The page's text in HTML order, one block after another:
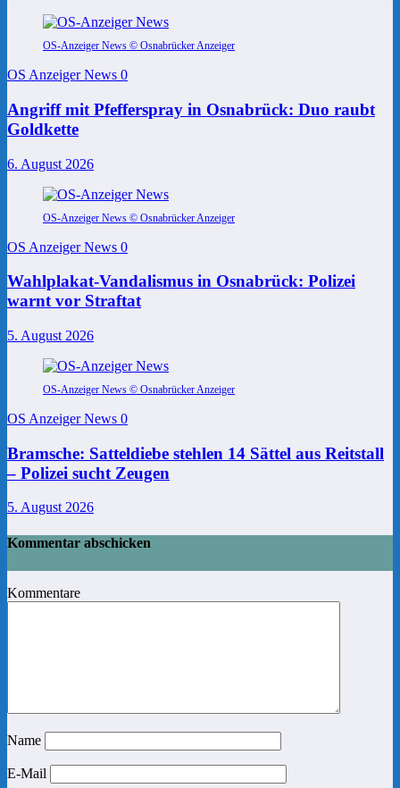
OS-Anzeiger News © Osnabrücker Anzeiger
OS Anzeiger News 0
Angriff mit Pfefferspray in Osnabrück: Duo raubt
Goldkette
6. August 2026
OS-Anzeiger News © Osnabrücker Anzeiger
OS Anzeiger News 0
Wahlplakat-Vandalismus in Osnabrück: Polizei
warnt vor Straftat
5. August 2026
OS-Anzeiger News © Osnabrücker Anzeiger
OS Anzeiger News 0
Bramsche: Satteldiebe stehlen 14 Sättel aus Reitstall
– Polizei sucht Zeugen
5. August 2026
Kommentar abschicken
Kommentare
Name
E-Mail